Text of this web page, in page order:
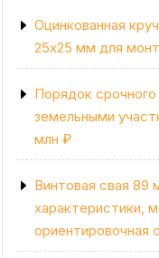
Оцинкованная
25х25 мм для
Порядок
земельными
млн ₽
Винтовая свая 89
характеристики,
ориентировочная